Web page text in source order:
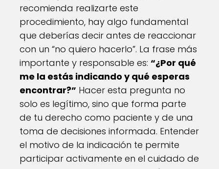
recomienda realizarte este
procedimiento, hay algo fundamental
que deberías decir antes de reaccionar
con un “no quiero hacerlo”. La frase más
importante y responsable es: “¿Por qué
me la estás indicando y qué esperas
encontrar?” Hacer esta pregunta no
solo es legítimo, sino que forma parte
de tu derecho como paciente y de una
toma de decisiones informada. Entender
el motivo de la indicación te permite
participar activamente en el cuidado de